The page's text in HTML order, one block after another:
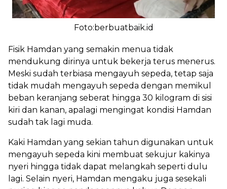
Foto:berbuatbaik.id
Fisik Hamdan yang semakin menua tidak
mendukung dirinya untuk bekerja terus menerus.
Meski sudah terbiasa mengayuh sepeda, tetap saja
tidak mudah mengayuh sepeda dengan memikul
beban keranjang seberat hingga 30 kilogram di sisi
kiri dan kanan, apalagi mengingat kondisi Hamdan
sudah tak lagi muda.
Kaki Hamdan yang sekian tahun digunakan untuk
mengayuh sepeda kini membuat sekujur kakinya
nyeri hingga tidak dapat melangkah seperti dulu
lagi. Selain nyeri, Hamdan mengaku juga sesekali